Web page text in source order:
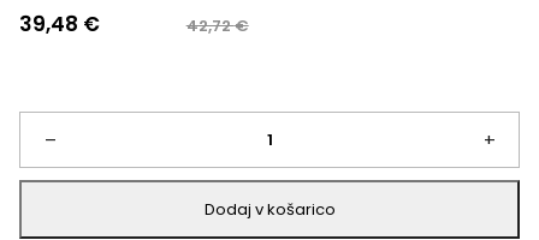
42,72€
Izvirna
bila:
42,72 €.
39,48 €
Trenutna
39,48 €.
–
Varnostna
ograja
+
Dodaj v košarico